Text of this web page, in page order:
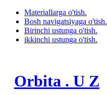
Materiallarga o'tish.
Bosh navigatsiyaga o'tish.
Birinchi ustunga o'tish.
ikkinchi ustunga o'tish.
Orbita . U Z